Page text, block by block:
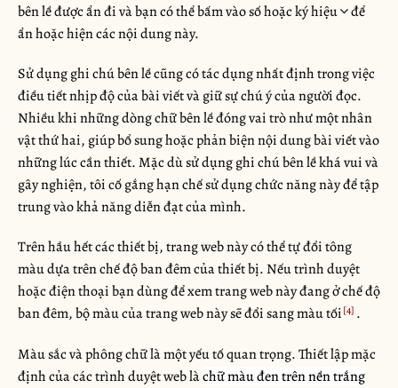
bên lề được ẩn đi và bạn có thể bấm vào số hoặc ký hiệu
để
ẩn hoặc hiện các nội dung này.
Sử dụng ghi chú bên lề cũng có tác dụng nhất định trong việc
điều tiết nhịp độ của bài viết và giữ sự chú ý của người đọc.
Nhiều khi những dòng chữ bên lề đóng vai trò như một nhân
vật thứ hai, giúp bổ sung hoặc phản biện nội dung bài viết vào
những lúc cần thiết. Mặc dù sử dụng ghi chú bên lề khá vui và
gây nghiện, tôi cố gắng hạn chế sử dụng chức năng này để tập
trung vào khả năng diễn đạt của mình.
Trên hầu hết các thiết bị, trang web này có thể tự đổi tông
màu dựa trên chế độ ban đêm của thiết bị. Nếu trình duyệt
hoặc điện thoại bạn dùng để xem trang web này đang ở chế độ
ban đêm, bộ màu của trang web này sẽ đổi sang màu tối
.
Màu sắc và phông chữ là một yếu tố quan trọng. Thiết lập mặc
định của các trình duyệt web làchữ màu đen trên nền trắng